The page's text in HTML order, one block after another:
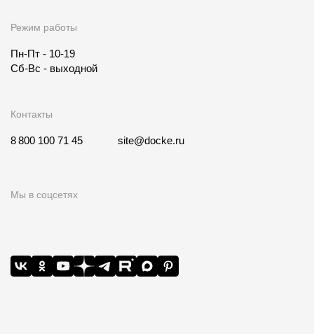
Режим работы
Пн-Пт - 10-19
Сб-Вс - выходной
Контакты
8 800 100 71 45 site@docke.ru
Мы в соцсетях